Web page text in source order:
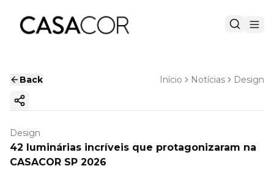
Back Início Notícias Design
Copy ink
Design
42 luminárias incríveis que protagonizaram na
CASACOR SP 2026